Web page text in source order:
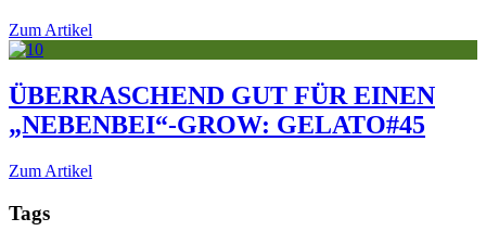
Zum Artikel
ÜBERRASCHEND GUT FÜR EINEN
„NEBENBEI“-GROW: GELATO#45
Zum Artikel
Tags